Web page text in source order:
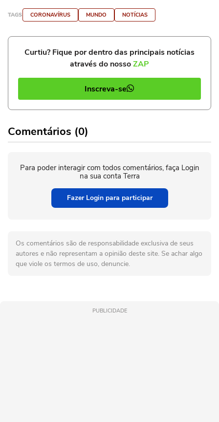
TAGS CORONAVÍRUS MUNDO NOTÍCIAS
Curtiu? Fique por dentro das principais notícias
através do nossoZAP
Inscreva-se
Comentários (0)
Para poder interagir com todos comentários, faça Login
na sua conta Terra
Fazer Login para participar
Os comentários são de responsabilidade exclusiva de seus
autores e não representam a opinião deste site. Se achar algo
que viole os termos de uso, denuncie.
PUBLICIDADE